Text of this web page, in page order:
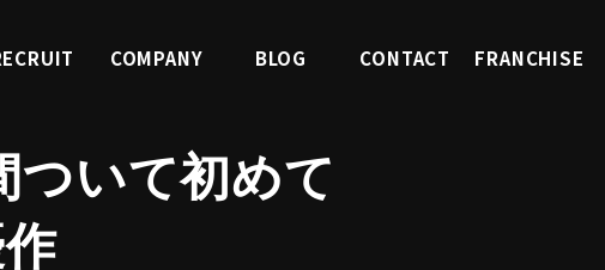
COMPANY
BLOG
CONTACT
FRANCHISE
ついて初めて